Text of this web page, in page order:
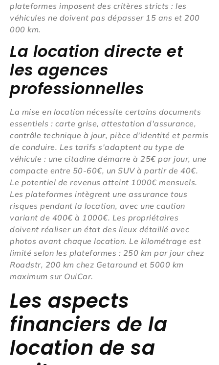
plateformes imposent des critères stricts : les
véhicules ne doivent pas dépasser 15 ans et 200
000 km.
La location directe et
les agences
professionnelles
La mise en location nécessite certains documents
essentiels : carte grise, attestation d'assurance,
contrôle technique à jour, pièce d'identité et permis
de conduire. Les tarifs s'adaptent au type de
véhicule : une citadine démarre à 25€ par jour, une
compacte entre 50-60€, un SUV à partir de 40€.
Le potentiel de revenus atteint 1000€ mensuels.
Les plateformes intègrent une assurance tous
risques pendant la location, avec une caution
variant de 400€ à 1000€. Les propriétaires
doivent réaliser un état des lieux détaillé avec
photos avant chaque location. Le kilométrage est
limité selon les plateformes : 250 km par jour chez
Roadstr, 200 km chez Getaround et 5000 km
maximum sur OuiCar.
Les aspects
financiers de la
location de sa